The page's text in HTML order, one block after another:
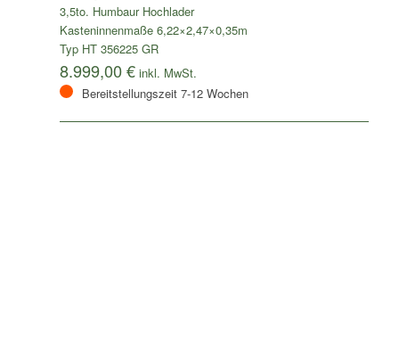
3,5to. Humbaur Hochlader
Kasteninnenmaße 6,22×2,47×0,35m
Typ HT 356225 GR
8.999,00€
Bereitstellungszeit 7-12 Wochen